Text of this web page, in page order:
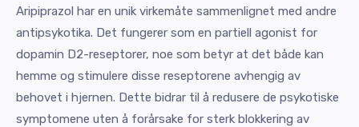
Aripiprazol har en unik virkemåte sammenlignet med andre
antipsykotika. Det fungerer som en partiell agonist for
dopamin D2-reseptorer, noe som betyr at det både kan
hemme og stimulere disse reseptorene avhengig av
behovet i hjernen. Dette bidrar til å redusere de psykotiske
symptomene uten å forårsake for sterk blokkering av